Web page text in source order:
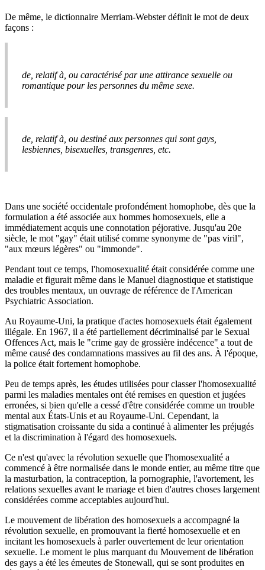
De même, le dictionnaire Merriam-Webster définit le mot de deux
façons :
de, relatif à, ou caractérisé par une attirance sexuelle ou
romantique pour les personnes du même sexe.
de, relatif à, ou destiné aux personnes qui sont gays,
lesbiennes, bisexuelles, transgenres, etc.
Dans une société occidentale profondément homophobe, dès que la
formulation a été associée aux hommes homosexuels, elle a
immédiatement acquis une connotation péjorative. Jusqu'au 20e
siècle, le mot "gay" était utilisé comme synonyme de "pas viril",
"aux mœurs légères" ou "immonde".
Pendant tout ce temps, l'homosexualité était considérée comme une
maladie et figurait même dans le Manuel diagnostique et statistique
des troubles mentaux, un ouvrage de référence de l'American
Psychiatric Association.
Au Royaume-Uni, la pratique d'actes homosexuels était également
illégale. En 1967, il a été partiellement décriminalisé par le Sexual
Offences Act, mais le "crime gay de grossière indécence" a tout de
même causé des condamnations massives au fil des ans. À l'époque,
la police était fortement homophobe.
Peu de temps après, les études utilisées pour classer l'homosexualité
parmi les maladies mentales ont été remises en question et jugées
erronées, si bien qu'elle a cessé d'être considérée comme un trouble
mental aux États-Unis et au Royaume-Uni. Cependant, la
stigmatisation croissante du sida a continué à alimenter les préjugés
et la discrimination à l'égard des homosexuels.
Ce n'est qu'avec la révolution sexuelle que l'homosexualité a
commencé à être normalisée dans le monde entier, au même titre que
la masturbation, la contraception, la pornographie, l'avortement, les
relations sexuelles avant le mariage et bien d'autres choses largement
considérées comme acceptables aujourd'hui.
Le mouvement de libération des homosexuels a accompagné la
révolution sexuelle, en promouvant la fierté homosexuelle et en
incitant les homosexuels à parler ouvertement de leur orientation
sexuelle. Le moment le plus marquant du Mouvement de libération
des gays a été les émeutes de Stonewall, qui se sont produites en